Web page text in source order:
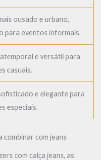
ousado e urbano,
para eventos informais.
e versátil para
casuais.
e elegante para
especiais.
combinar com jeans
com calça jeans, as